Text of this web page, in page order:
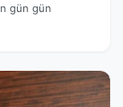
gün gün